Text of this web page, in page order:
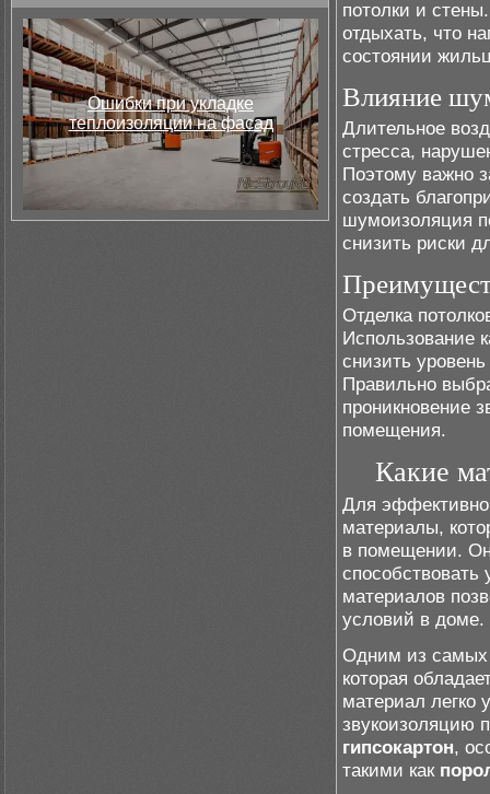
Ошибки при укладке
теплоизоляции на фасад
потолки и
отдыхать, что
состоянии
Влияние
Длительное
стресса,
Поэтому важно
создать
шумоизоляция
снизить риски
Отделка
Использование
снизить
Правильно
проникновение
помещения.
Какие
Для
материалы,
в помещении.
материалов
условий в доме.
Одним из самых
которая
материал легко
звукоизоляцию
гипсокартон,
такими как